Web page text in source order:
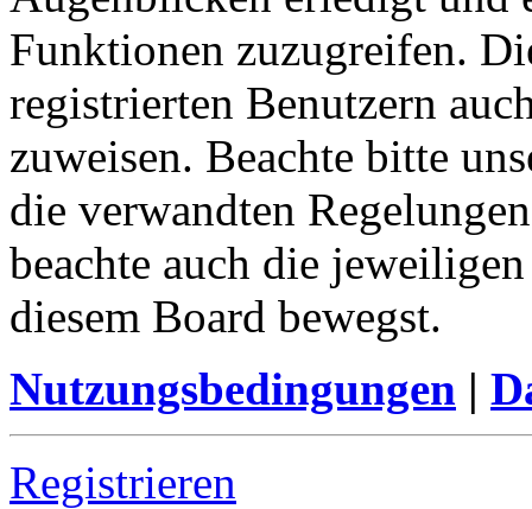
Funktionen zuzugreifen.
registrierten Benutzern
zuweisen. Beachte bitte
die verwandten
beachte auch die
diesem Board bewegst.
Nutzungsbedingungen |
Registrieren